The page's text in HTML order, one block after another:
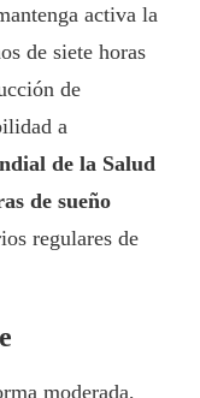
activa la
de siete horas
de
a
de la Salud
de sueño
regulares de
moderada,